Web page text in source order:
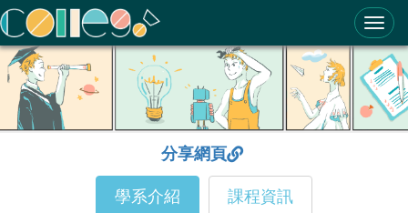
ColleGo! 大學選才與高中育才輔助系統
分享網頁
學系介紹 課程資訊